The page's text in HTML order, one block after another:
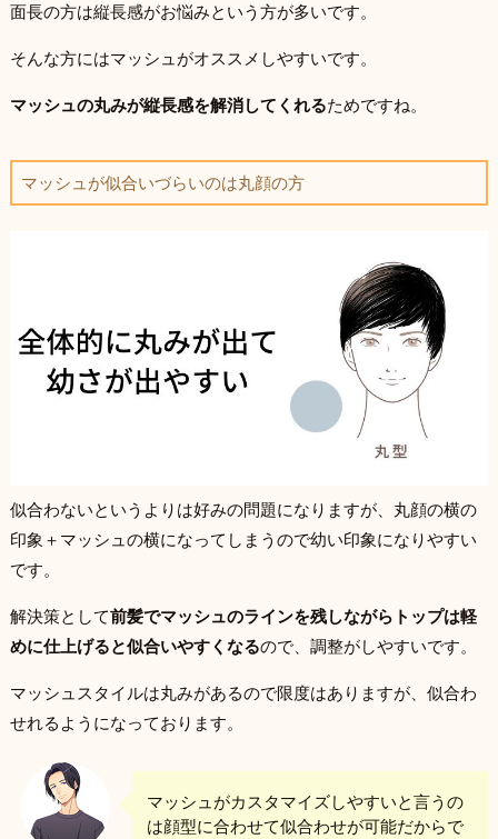
面長の方は縦長感がお悩みという方が多いです。
そんな方にはマッシュがオススメしやすいです。
マッシュの丸みが縦長感を解消してくれるためですね。
マッシュが似合いづらいのは丸顔の方
似合わないというよりは好みの問題になりますが、丸顔の横の
印象＋マッシュの横になってしまうので幼い印象になりやすい
です。
解決策として前髪でマッシュのラインを残しながらトップは軽
めに仕上げると似合いやすくなるので、調整がしやすいです。
マッシュスタイルは丸みがあるので限度はありますが、似合わ
せれるようになっております。
マッシュがカスタマイズしやすいと言うの
は顔型に合わせて似合わせが可能だからで